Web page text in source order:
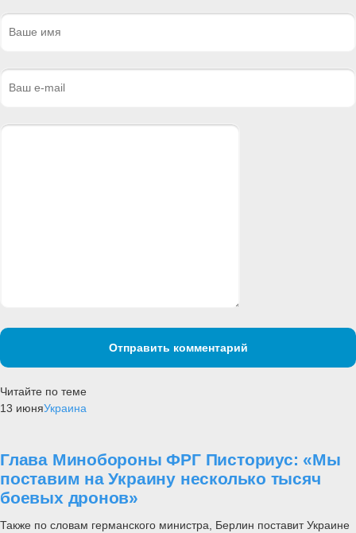
Отправить комментарий
Читайте по теме
13 июняУкраина
Глава Минобороны ФРГ Писториус: «Мы
поставим на Украину несколько тысяч
боевых дронов»
Также по словам германского министра, Берлин поставит Украине